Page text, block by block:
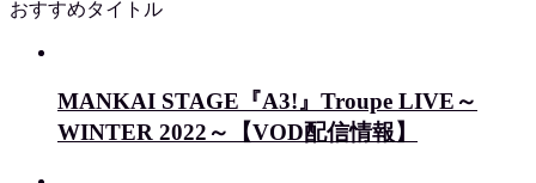
おすすめタイトル
MANKAI STAGE『A3!』Troupe LIVE～
WINTER 2022～【VOD配信情報】